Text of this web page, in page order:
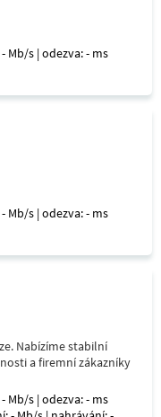
Mb/s | odezva: - ms
Mb/s | odezva: - ms
Nabízíme stabilní
a firemní zákazníky
Mb/s | odezva: - ms